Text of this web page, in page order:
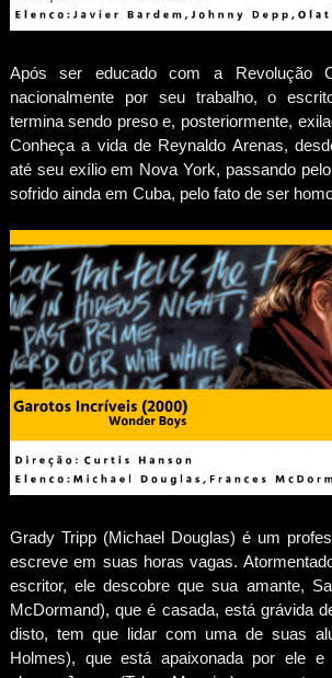
Após ser educado com a Revolução
nacionalmente por seu trabalho, o
termina sendo preso e, posteriormente,
Conheça a vida de Reynaldo Arenas,
até seu exílio em Nova York, passando
sofrido ainda em Cuba, pelo fato de ser
Grady Tripp (Michael Douglas) é um
escreve em suas horas vagas.
escritor, ele descobre que sua amante,
McDormand), que é casada, está grávida
disto, tem que lidar com uma de suas
Holmes), que está apaixonada por ele